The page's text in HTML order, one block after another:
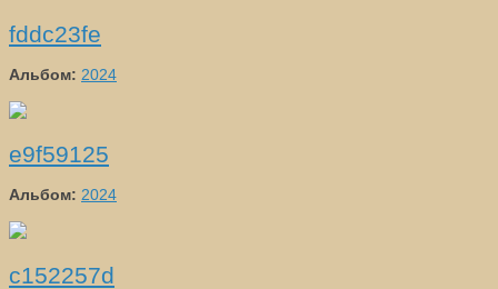
fddc23fe
Альбом: 2024
e9f59125
Альбом: 2024
c152257d